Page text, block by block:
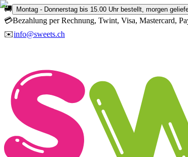
🚚 Montag - Donnerstag bis 15.00 Uhr bestellt, morgen
💳Bezahlung per Rechnung, Twint, Visa, Mastercard,
✉️info@sweets.ch